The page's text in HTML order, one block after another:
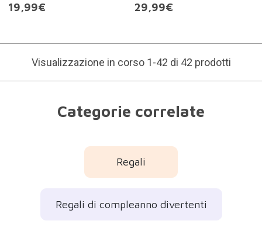
19,99€
29,99€
Visualizzazione in corso 1-42 di 42 prodotti
Categorie correlate
Regali
Regali di compleanno divertenti